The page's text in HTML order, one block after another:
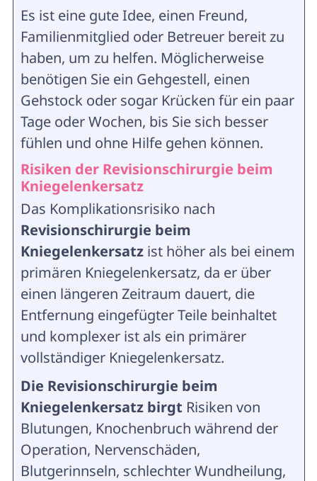
Es ist eine gute Idee, einen Freund,
Familienmitglied oder Betreuer bereit zu
haben, um zu helfen. Möglicherweise
benötigen Sie ein Gehgestell, einen
Gehstock oder sogar Krücken für ein paar
Tage oder Wochen, bis Sie sich besser
fühlen und ohne Hilfe gehen können.
Risiken der Revisionschirurgie beim
Kniegelenkersatz
Das Komplikationsrisiko nach
Revisionschirurgie beim
Kniegelenkersatz ist höher als bei einem
primären Kniegelenkersatz, da er über
einen längeren Zeitraum dauert, die
Entfernung eingefügter Teile beinhaltet
und komplexer ist als ein primärer
vollständiger Kniegelenkersatz.
Die Revisionschirurgie beim
Kniegelenkersatz birgt Risiken von
Blutungen, Knochenbruch während der
Operation, Nervenschäden,
Blutgerinnseln, schlechter Wundheilung,